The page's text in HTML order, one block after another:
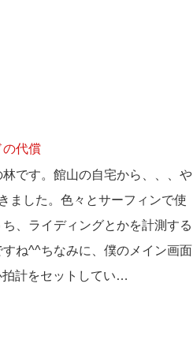
の代償
です。館山の自宅から、、、や
ました。色々とサーフィンで使
、ライディングとかを計測する
ね^^ちなみに、僕のメイン画面
拍計をセットしてい…